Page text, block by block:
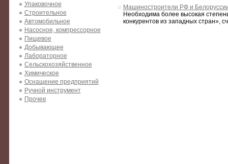
Упаковочное
Строительное
Автомобильное
Насосное, компрессорное
Пищевое
Добывающее
Лабораторное
Сельскохозяйственное
Химическое
Оснащение предприятий
Ручной инструмент
Прочее
Машиностроители РФ и
Необходима более высокая
конкурентов из западных стран»,